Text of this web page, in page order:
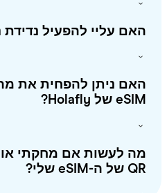
עליי להפעיל נדידת
ניתן להפחית את
לעשות אם מחקתי או